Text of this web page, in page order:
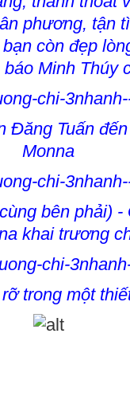
phương, tận
còn đẹp
Minh Thúy
Đăng Tuấn
Monna
bên phải)
khai trương
trong một